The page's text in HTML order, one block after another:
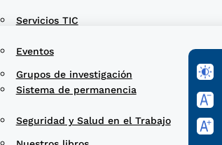
Eventos
Seguridad y Salud en el Trabajo
Servicios TIC
Sistema de permanencia
Grupos de investigación